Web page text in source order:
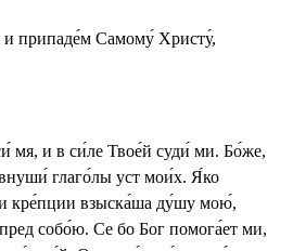
припаде́м Самому́ Христу́,
мя, и в си́ле Твое́й суди́ ми. Бо́же,
глаго́лы уст мои́х. Я́ко
кре́пции взыска́ша ду́шу мою́,
собо́ю. Се бо Бог помога́ет ми,